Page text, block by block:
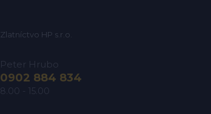
Zlatníctvo HP s.r.o.
Peter Hrubo
0902 884 834
8.00 - 15.00